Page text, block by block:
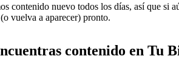
contenido nuevo todos los días, así que si
vuelva a aparecer) pronto.
contenido en Tu